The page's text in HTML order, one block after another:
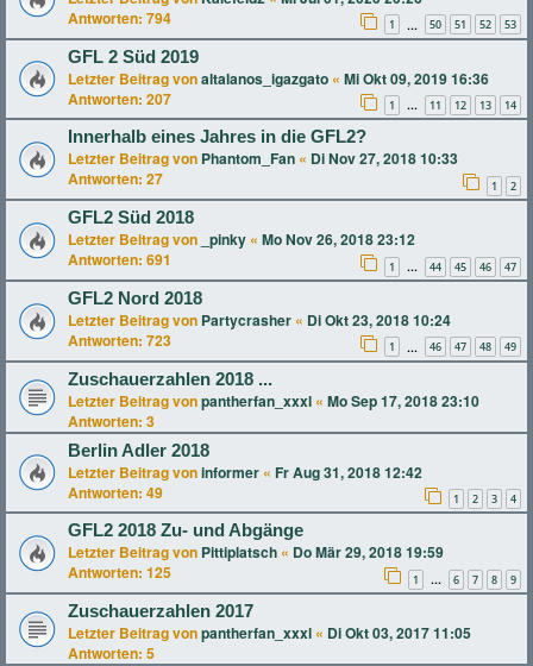
Antworten: 794 1 … 50 51 52 53
GFL 2 Süd 2019
Letzter Beitrag vonaltalanos_igazgato « Mi Okt 09, 2019 16:36
Antworten: 207 1 … 11 12 13 14
Innerhalb eines Jahres in die GFL2?
Letzter Beitrag von Phantom_Fan « Di Nov 27, 2018 10:33
Antworten: 27 1 2
GFL2 Süd 2018
Letzter Beitrag von _pinky « Mo Nov 26, 2018 23:12
Antworten: 691 1 … 44 45 46 47
GFL2 Nord 2018
Letzter Beitrag von Partycrasher « Di Okt 23, 2018 10:24
Antworten: 723 1 … 46 47 48 49
Zuschauerzahlen 2018 ...
Letzter Beitrag vonpantherfan_xxxl « Mo Sep 17, 2018 23:10
Antworten: 3
Berlin Adler 2018
Letzter Beitrag voninformer « Fr Aug 31, 2018 12:42
Antworten: 49 1 2 3 4
GFL2 2018 Zu- und Abgänge
Letzter Beitrag von Pittiplatsch « Do Mär 29, 2018 19:59
Antworten: 125 1 … 6 7 8 9
Zuschauerzahlen 2017
Letzter Beitrag vonpantherfan_xxxl « Di Okt 03, 2017 11:05
Antworten: 5